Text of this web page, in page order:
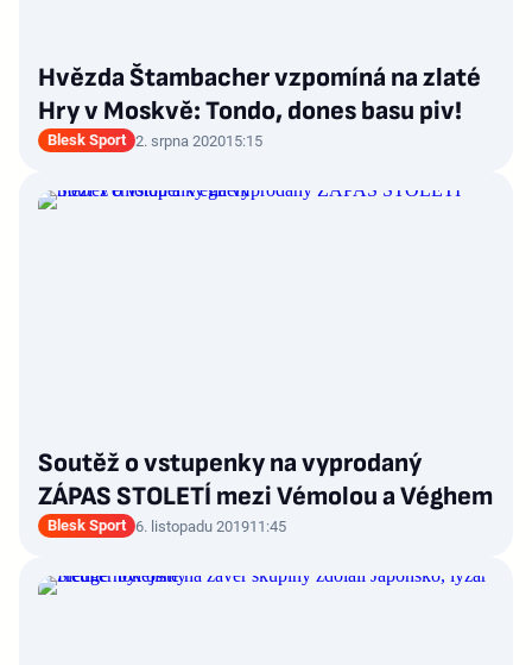
Hvězda Štambacher vzpomíná na zlaté
Hry v Moskvě: Tondo, dones basu piv!
Blesk Sport 2. srpna 202015:15
Soutěž o vstupenky na vyprodaný
ZÁPAS STOLETÍ mezi Vémolou a Véghem
Blesk Sport 6. listopadu 201911:45